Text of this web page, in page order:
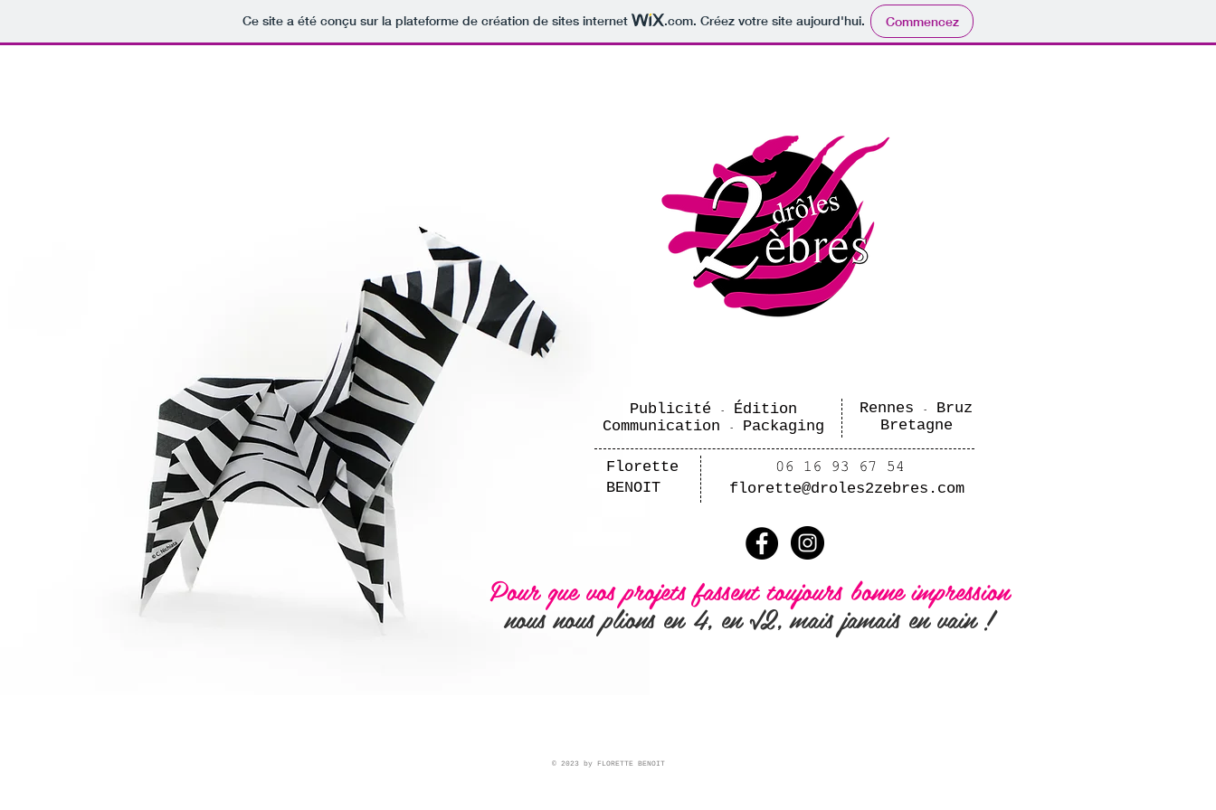
Ce site a été conçu sur la plateforme de création de sites internet .com. Créez votre site aujourd'hui. Commencez
Pour que vos projets fassent toujours bonne impression
nous nous plions en 4, en√2, mais jamais en vain !
Publicité -
Édition
Communication
- Packaging
Rennes -
Bruz
Bretagne
Florette
BENOIT
florette@droles2zebres.com
© 2023 by FLORETTE BENOIT